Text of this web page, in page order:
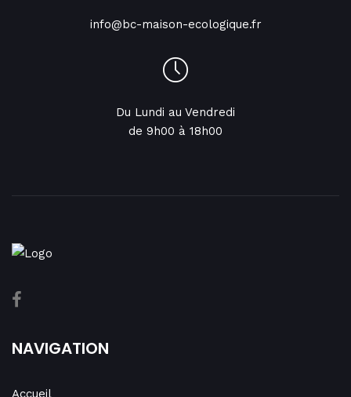
info@bc-maison-ecologique.fr
Du Lundi au Vendredi
de 9h00 à 18h00
NAVIGATION
Accueil